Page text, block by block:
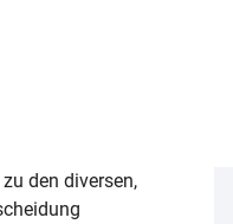
den diversen,